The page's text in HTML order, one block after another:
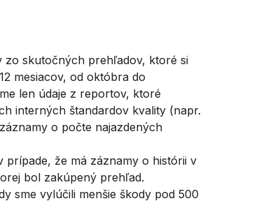
zo skutočných prehľadov, ktoré si
mesiacov, od októbra do
len údaje z reportov, ktoré
interných štandardov kvality (napr.
o počte najazdených
prípade, že má záznamy o histórii v
bol zakúpený prehľad.
sme vylúčili menšie škody pod 500